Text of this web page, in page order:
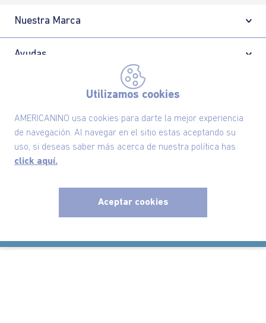
Utilizamos cookies
AMERICANINO usa cookies para darte la mejor experiencia
de navegación. Al navegar en el sitio estas aceptando su
uso, si deseas saber más acerca de nuestra política has
click aquí.
Aceptar cookies
Nuestra Marca
Ayudas
Información
Localizador de tiendas